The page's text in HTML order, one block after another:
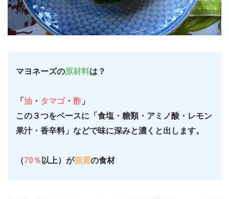
マヨネーズの原材料は？
「 油 ・ タマゴ・ 酢 」
この３つをベースに「食塩・糖類・アミノ酸・レモン
果汁・香辛料」などで味に深みと濃くと出します。
（70％ 以上）が脂質の食材